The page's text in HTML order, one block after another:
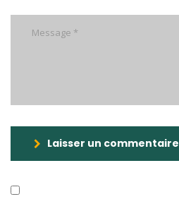
Laisser un commentaire